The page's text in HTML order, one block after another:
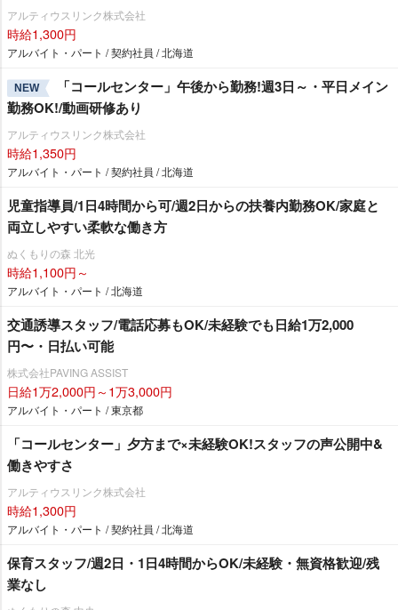
アルティウスリンク株式会社
時給1,300円
アルバイト・パート / 契約社員 / 北海道
NEW
「コールセンター」午後から勤務!週3日～・平日メイン
勤務OK!/動画研修あり
アルティウスリンク株式会社
時給1,350円
アルバイト・パート / 契約社員 / 北海道
児童指導員/1日4時間から可/週2日からの扶養内勤務OK/家庭と
両立しやすい柔軟な働き方
ぬくもりの森 北光
時給1,100円～
アルバイト・パート / 北海道
交通誘導スタッフ/電話応募もOK/未経験でも日給1万2,000
円〜・日払い可能
株式会社PAVING ASSIST
日給1万2,000円～1万3,000円
アルバイト・パート / 東京都
「コールセンター」夕方まで×未経験OK!スタッフの声公開中&
働きやすさ
アルティウスリンク株式会社
時給1,300円
アルバイト・パート / 契約社員 / 北海道
保育スタッフ/週2日・1日4時間からOK/未経験・無資格歓迎/残
業なし